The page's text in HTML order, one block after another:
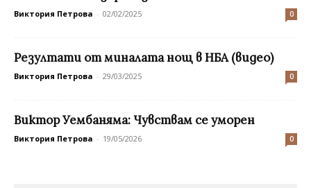
Виктория Петрова - 02/02/2025 0
Резултати от миналата нощ в НБА (видео)
Виктория Петрова - 29/03/2025 0
Виктор Уембаняма: Чувствам се уморен
Виктория Петрова - 19/05/2026 0